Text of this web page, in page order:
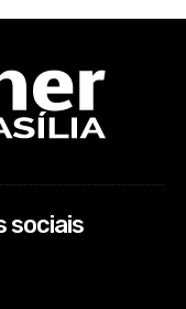
sociais